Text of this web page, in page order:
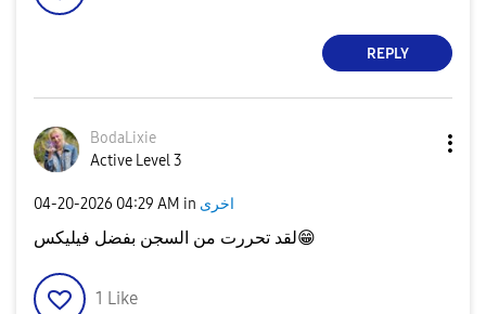
REPLY
BodaLixie
Active Level 3
‎04-20-2026 04:29 AM in اخرى
لقد تحررت من السجن بفضل فيليكس😁
1 Like